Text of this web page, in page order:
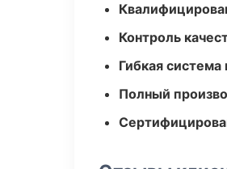
Контроль
Гибкая
Полный